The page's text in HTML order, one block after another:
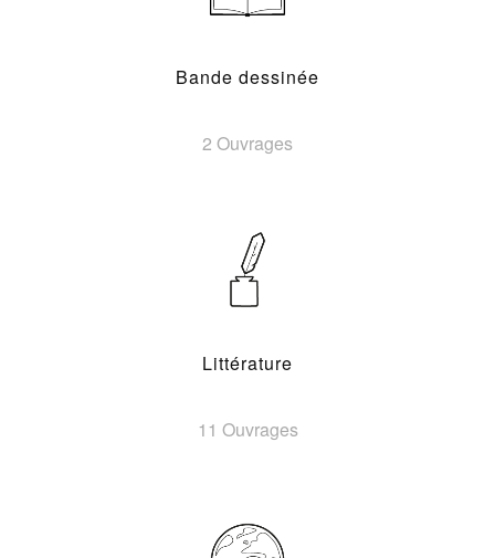
Bande dessinée
2 Ouvrages
Littérature
11 Ouvrages